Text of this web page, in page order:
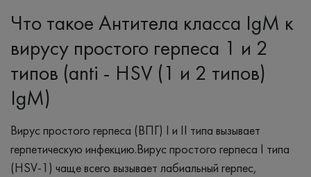
Что такое Антитела класса IgM к
вирусу простого герпеса 1 и 2
типов (anti - HSV (1 и 2 типов)
IgM)
Вирус простого герпеса (ВПГ) I и II типа вызывает
герпетическую инфекцию.Вирус простого герпеса I типа
(HSV-1) чаще всего вызывает лабиальный герпес,